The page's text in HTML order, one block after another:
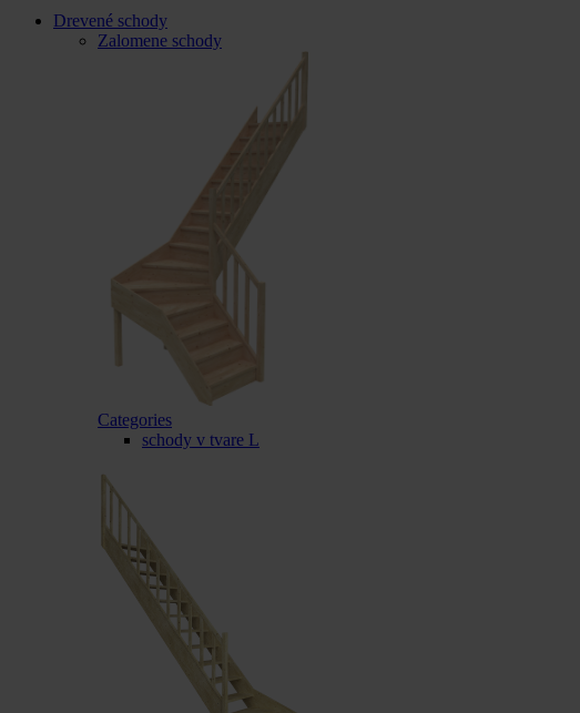
Drevené schody
Zalomene schody
Categories
schody v tvare L